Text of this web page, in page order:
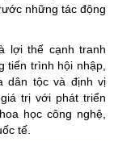
những tác động
lợi thế cạnh tranh
tiến trình hội nhập,
dân tộc và định vị
trị với phát triển
học công nghệ,
tế.